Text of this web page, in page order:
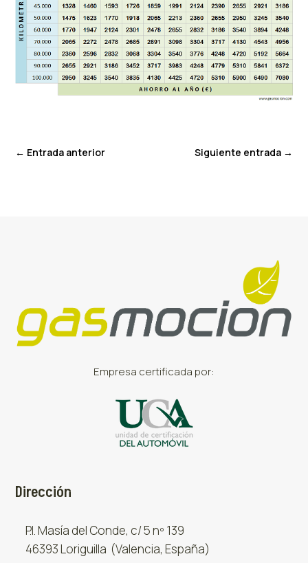
← Entrada anterior Siguiente entrada→
Empresa certificada por:
Dirección
P.I. Masía del Conde, c/ 5 nº 139
46393 Loriguilla (Valencia, España)